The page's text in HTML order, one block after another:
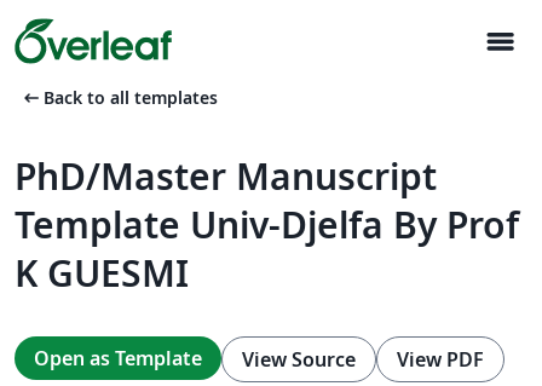
menu
arrow_left_alt Back to all templates
PhD/Master Manuscript
Template Univ-Djelfa By Prof
K GUESMI
Open as Template View Source View PDF